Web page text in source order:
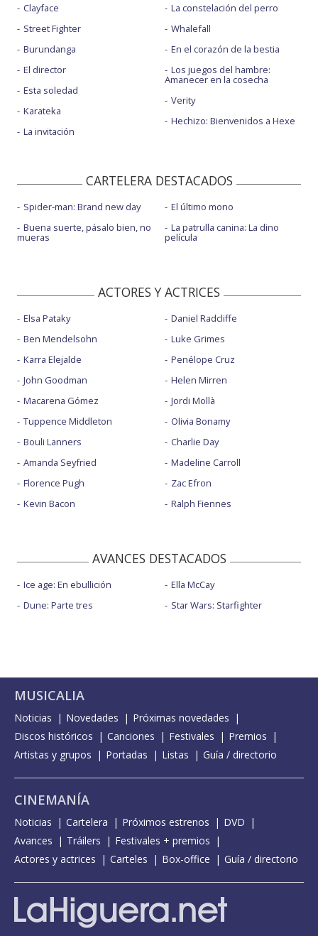
Clayface
Street Fighter
Burundanga
El director
Esta soledad
Karateka
La invitación
La constelación del perro
Whalefall
En el corazón de la bestia
Los juegos del hambre:
Amanecer en la cosecha
Verity
Hechizo: Bienvenidos a Hexe
CARTELERA DESTACADOS
Spider-man: Brand new day
Buena suerte, pásalo bien, no
mueras
El último mono
La patrulla canina: La dino
película
ACTORES Y ACTRICES
Elsa Pataky
Ben Mendelsohn
Karra Elejalde
John Goodman
Macarena Gómez
Tuppence Middleton
Bouli Lanners
Amanda Seyfried
Florence Pugh
Kevin Bacon
Daniel Radcliffe
Luke Grimes
Penélope Cruz
Helen Mirren
Jordi Mollà
Olivia Bonamy
Charlie Day
Madeline Carroll
Zac Efron
Ralph Fiennes
AVANCES DESTACADOS
Ice age: En ebullición
Dune: Parte tres
Ella McCay
Star Wars: Starfighter
MUSICALIA
Noticias Novedades
Próximas novedades
Discos históricos
Canciones Festivales
Premios
Artistas y grupos
Portadas Listas Guía / directorio
CINEMANÍA
Noticias Cartelera Próximos estrenos
DVD
Avances
Tráilers
Festivales + premios
Actores y actrices
Carteles Box-office Guía / directorio